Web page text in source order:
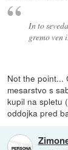
In to
gremo ven
Not the point...
mesarstvo s
kupil na spletu
oddojka pred